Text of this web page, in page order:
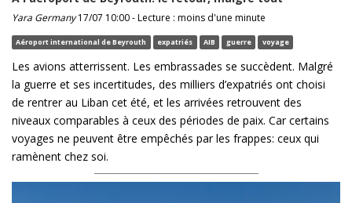
Yara Germany17/07 10:00 - Lecture : moins d'une minute
Aéroport international de Beyrouth expatriés AIB guerre voyage
Les avions atterrissent. Les embrassades se succèdent. Malgré
la guerre et ses incertitudes, des milliers d’expatriés ont choisi
de rentrer au Liban cet été, et les arrivées retrouvent des
niveaux comparables à ceux des périodes de paix. Car certains
voyages ne peuvent être empêchés par les frappes: ceux qui
ramènent chez soi.